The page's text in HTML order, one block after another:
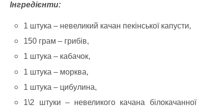
Інгредієнти:
1 штука – невеликий качан пекінської капусти,
150 грам – грибів,
1 штука – кабачок,
1 штука – морква,
1 штука – цибулина,
1\2 штуки – невеликого качана білокачанної